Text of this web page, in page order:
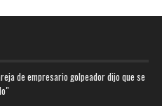
de empresario golpeador dijo que se